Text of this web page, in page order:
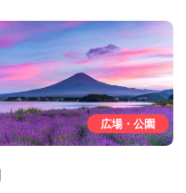
広場・公園